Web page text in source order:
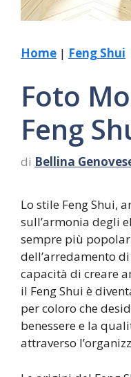
Home | Feng Shui
Foto
Feng
di Bellina
Lo stile Feng Shui,
sull’armonia degli
sempre più
dell’arredamento
capacità di creare
il Feng Shui è
per coloro che
benessere e la
attraverso